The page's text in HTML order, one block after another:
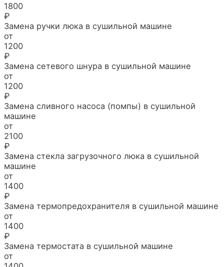
1800
₽
Замена ручки люка в сушильной машине
от
1200
₽
Замена сетевого шнура в сушильной машине
от
1200
₽
Замена сливного насоса (помпы) в сушильной
машине
от
2100
₽
Замена стекла загрузочного люка в сушильной
машине
от
1400
₽
Замена термопредохранителя в сушильной машине
от
1400
₽
Замена термостата в сушильной машине
от